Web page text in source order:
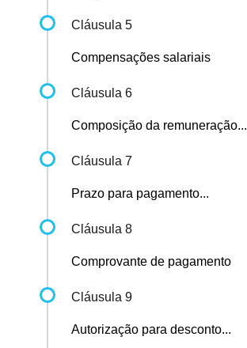
Cláusula 5
Compensações salariais
Cláusula 6
Composição da remuneração...
Cláusula 7
Prazo para pagamento...
Cláusula 8
Comprovante de pagamento
Cláusula 9
Autorização para desconto...